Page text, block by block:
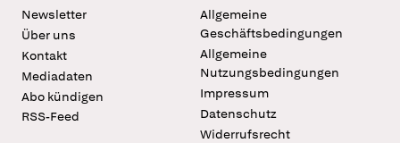
Newsletter
Über uns
Kontakt
Mediadaten
Abo kündigen
RSS-Feed
Allgemeine
Geschäftsbedingungen
Allgemeine
Nutzungsbedingungen
Impressum
Datenschutz
Widerrufsrecht